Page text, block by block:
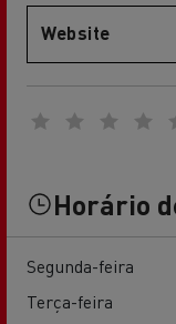
Website
Horário
Segunda-feira
Terça-feira